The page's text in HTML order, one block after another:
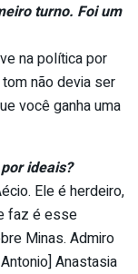
turno. Foi um
na política por
não devia ser
você ganha uma
ideais?
Ele é herdeiro,
faz é esse
Minas. Admiro
Anastasia